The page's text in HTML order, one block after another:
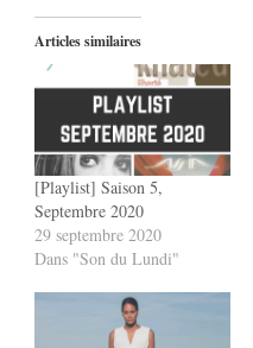
Articles similaires
[Playlist] Saison 5,
Septembre 2020
29 septembre 2020
Dans "Son du Lundi"